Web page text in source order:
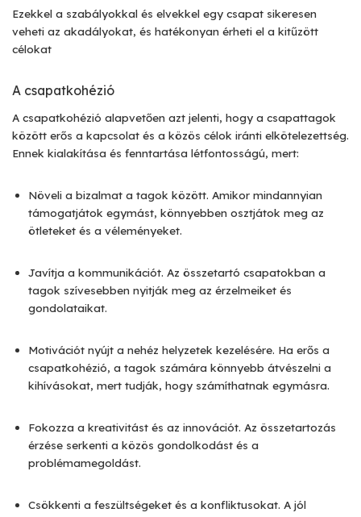
Ezekkel a szabályokkal és elvekkel egy csapat sikeresen
veheti az akadályokat, és hatékonyan érheti el a kitűzött
célokat
A csapatkohézió
A csapatkohézió alapvetően azt jelenti, hogy a csapattagok
között erős a kapcsolat és a közös célok iránti elkötelezettség.
Ennek kialakítása és fenntartása létfontosságú, mert:
Növeli a bizalmat a tagok között. Amikor mindannyian
támogatjátok egymást, könnyebben osztjátok meg az
ötleteket és a véleményeket.
Javítja a kommunikációt. Az összetartó csapatokban a
tagok szívesebben nyitják meg az érzelmeiket és
gondolataikat.
Motivációt nyújt a nehéz helyzetek kezelésére. Ha erős a
csapatkohézió, a tagok számára könnyebb átvészelni a
kihívásokat, mert tudják, hogy számíthatnak egymásra.
Fokozza a kreativitást és az innovációt. Az összetartozás
érzése serkenti a közös gondolkodást és a
problémamegoldást.
Csökkenti a feszültségeket és a konfliktusokat. A jól